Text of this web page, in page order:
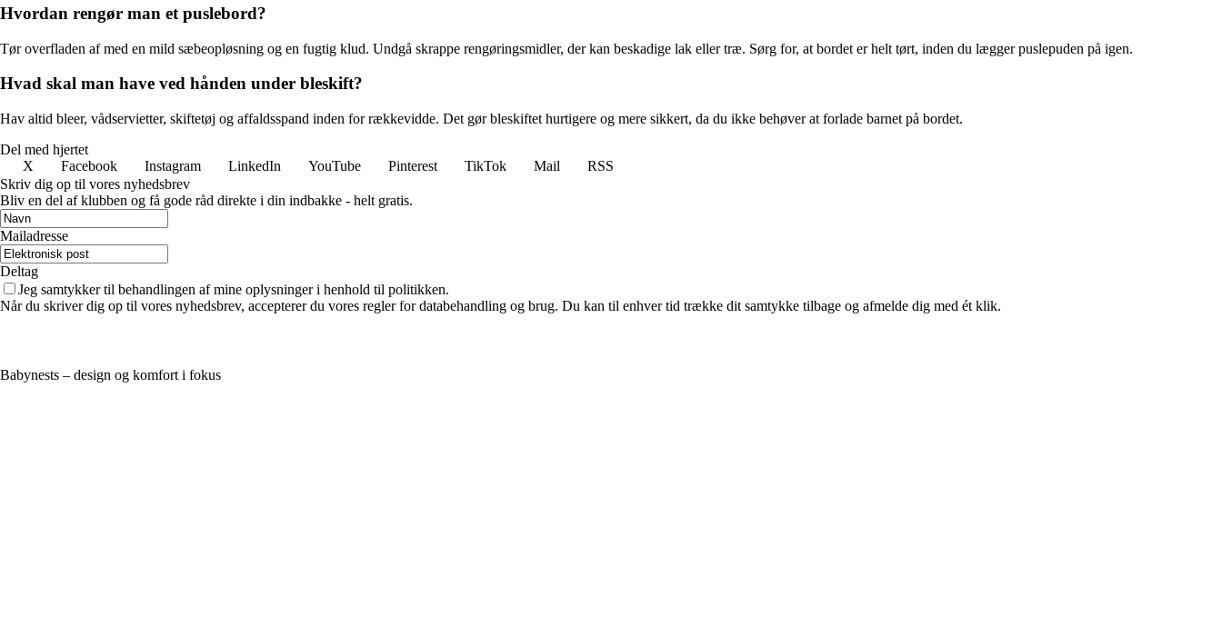
Hvordan rengør man et puslebord?
Tør overfladen af med en mild sæbeopløsning og en fugtig klud. Undgå skrappe rengøringsmidler, der kan beskadige lak eller træ. Sørg for, at bordet er helt tørt, inden du lægger puslepuden på igen.
Hvad skal man have ved hånden under bleskift?
Hav altid bleer, vådservietter, skiftetøj og affaldsspand inden for rækkevidde. Det gør bleskiftet hurtigere og mere sikkert, da du ikke behøver at forlade barnet på bordet.
Del med hjertet
X
Facebook Instagram LinkedIn YouTube Pinterest TikTok Mail
RSS
Skriv dig op til vores nyhedsbrev
Bliv en del af klubben og få gode råd direkte i din indbakke - helt gratis.
Mailadresse
Deltag
Jeg samtykker til behandlingen af mine oplysninger i henhold til politikken.
Når du skriver dig op til vores nyhedsbrev, accepterer du vores regler for databehandling og brug. Du kan til enhver tid trække dit samtykke tilbage og afmelde dig med ét klik.
Babynests – design og komfort i fokus